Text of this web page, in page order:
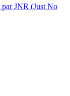
JNR (Just No